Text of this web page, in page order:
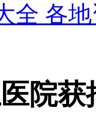
全 各
院